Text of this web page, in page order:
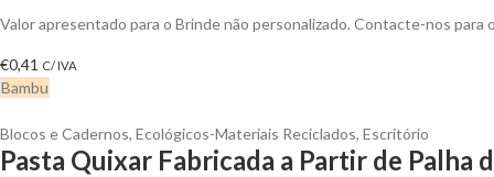
Valor apresentado para o Brinde não personalizado. Contacte-nos
€0,41 C/ IVA
Bambu
Blocos e Cadernos, Ecológicos-Materiais Reciclados, Escritório
Pasta Quixar Fabricada a Partir de Palha